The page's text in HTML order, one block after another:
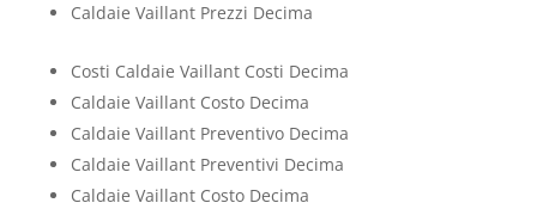
Caldaie Vaillant Prezzi Decima
Costi Caldaie Vaillant Costi Decima
Caldaie Vaillant Costo Decima
Caldaie Vaillant Preventivo Decima
Caldaie Vaillant Preventivi Decima
Caldaie Vaillant Costo Decima